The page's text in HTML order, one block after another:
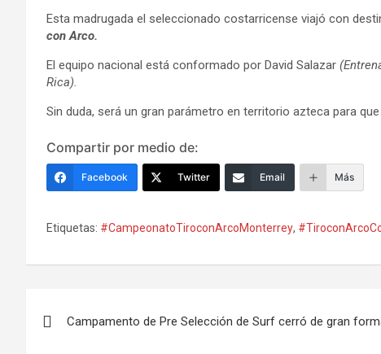
Esta madrugada el seleccionado costarricense viajó con
con Arco.
El equipo nacional está conformado por David Salazar
Rica).
Sin duda, será un gran parámetro en territorio azteca para
Compartir por medio de:
Facebook Twitter Email Más
Etiquetas: #CampeonatoTiroconArcoMonterrey,
de
Campamento de Pre Selección de Surf cerró de gran